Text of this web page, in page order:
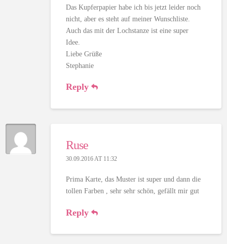
Das Kupferpapier habe ich bis jetzt leider noch
nicht, aber es steht auf meiner Wunschliste.
Auch das mit der Lochstanze ist eine super
Idee.
Liebe Grüße
Stephanie
Reply
Ruse
30.09.2016 AT 11:32
Prima Karte, das Muster ist super und dann die
tollen Farben , sehr sehr schön, gefällt mir gut
Reply